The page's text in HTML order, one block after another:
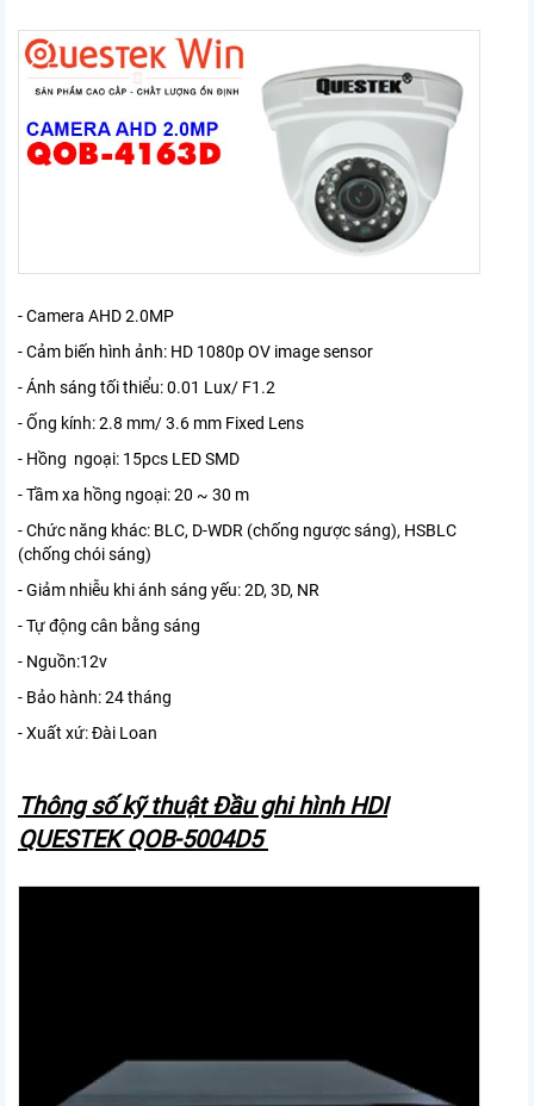
- Camera AHD 2.0MP
- Cảm biến hình ảnh: HD 1080p OV image sensor
- Ánh sáng tối thiểu: 0.01 Lux/ F1.2
- Ống kính: 2.8 mm/ 3.6 mm Fixed Lens
- Hồng ngoại: 15pcs LED SMD
- Tầm xa hồng ngoại: 20 ~ 30 m
- Chức năng khác: BLC, D-WDR (chống ngược sáng), HSBLC
(chống chói sáng)
- Giảm nhiễu khi ánh sáng yếu: 2D, 3D, NR
- Tự động cân bằng sáng
- Nguồn:12v
- Bảo hành: 24 tháng
- Xuất xứ: Đài Loan
Thông số kỹ thuật Đầu ghi hình HDI
QUESTEK QOB-5004D5